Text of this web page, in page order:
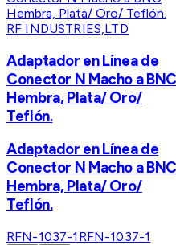
RF INDUSTRIES,LTD
Adaptador en Línea de
Conector N Macho a BNC
Hembra, Plata/ Oro/
Teflón.
Adaptador en Línea de
Conector N Macho a BNC
Hembra, Plata/ Oro/
Teflón.
RFN-1037-1 RFN-1037-1